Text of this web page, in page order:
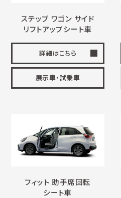
ステップ ワゴン サイド
リフトアップシート車
詳細はこちら
展示車・試乗車
フィット 助手席回転
シート車